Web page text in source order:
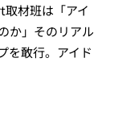
材班は「アイ
か」そのリアル
を敢行。アイド